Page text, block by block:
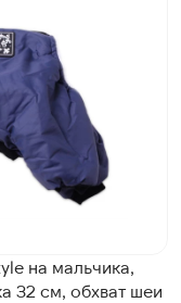
на мальчика,
32 см, обхват шеи